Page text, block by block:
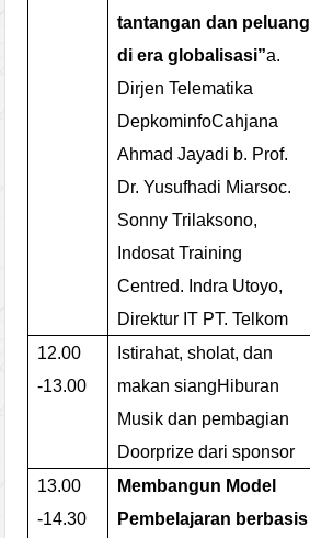
tantangan dan peluang
di era globalisasi”a.
Dirjen Telematika
DepkominfoCahjana
Ahmad Jayadi b. Prof.
Dr. Yusufhadi Miarsoc.
Sonny Trilaksono,
Indosat Training
Centred. Indra Utoyo,
Direktur IT PT. Telkom
12.00
-13.00
Istirahat, sholat, dan
makan siangHiburan
Musik dan pembagian
Doorprize dari sponsor
13.00
-14.30
Membangun Model
Pembelajaran berbasis